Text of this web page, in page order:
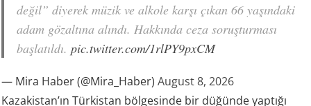
değil” diyerek müzik ve alkole karşı çıkan 66 yaşındaki
adam gözaltına alındı. Hakkında ceza soruşturması
başlatıldı.pic.twitter.com/1rlPY9pxCM
— Mira Haber (@Mira_Haber)August 8, 2026
Kazakistan’ın Türkistan bölgesinde bir düğünde yaptığı